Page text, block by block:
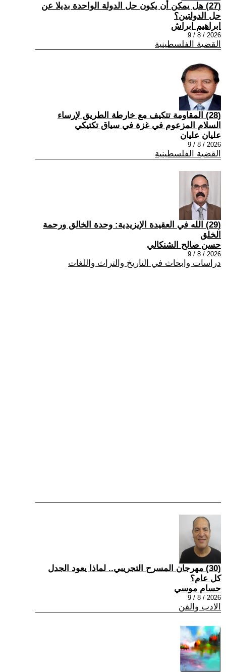
(27) هل يمكن أن يكون حل الدولة الواحدة بديلا عن
حل الدولتين؟
ابراهيم ابراش
2026 / 8 / 9
القضية الفلسطينية
(28) المقاومة تتكيف مع خارطة الطريق لإرساء
السلام المزعوم في غزة في سياق تكتيكي
عليان عليان
2026 / 8 / 9
القضية الفلسطينية
(29) الله في العقيدة الإيزيدية: وحدة الخالق ورحمة
الخلق
حسن صالح الشنكالي
2026 / 8 / 9
دراسات وابحاث في التاريخ والتراث واللغات
(30) مهرجان المسرح التجريبي.. لماذا يعود الجدل
كل عام؟
حسام موسي
2026 / 8 / 9
الادب والفن